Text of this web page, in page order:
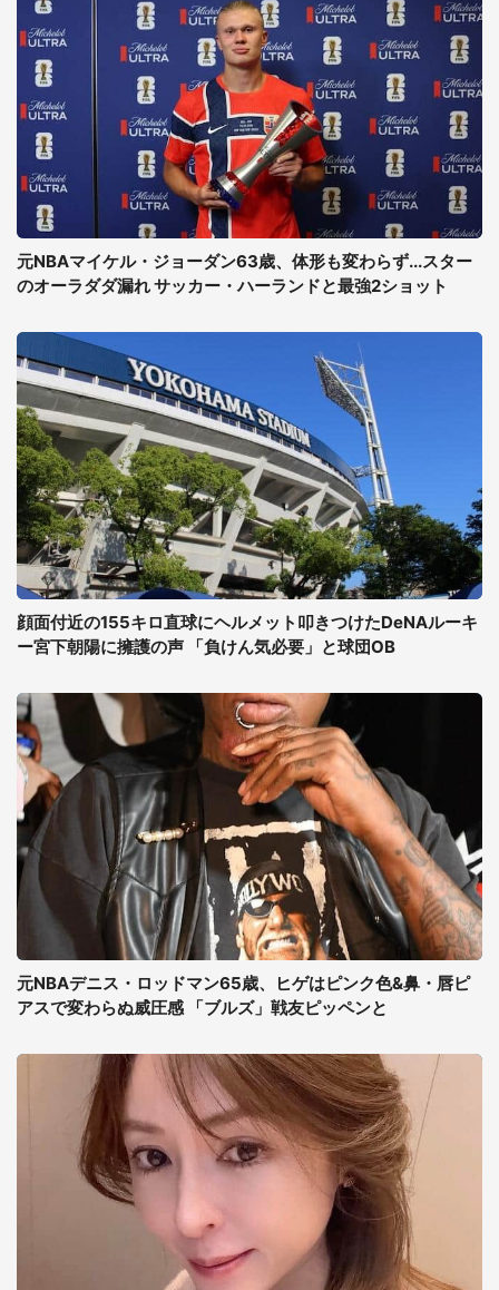
元NBAマイケル・ジョーダン63歳、体形も変わらず...スター
のオーラダダ漏れ サッカー・ハーランドと最強2ショット
顔面付近の155キロ直球にヘルメット叩きつけたDeNAルーキ
ー宮下朝陽に擁護の声 「負けん気必要」と球団OB
元NBAデニス・ロッドマン65歳、ヒゲはピンク色&鼻・唇ピ
アスで変わらぬ威圧感 「ブルズ」戦友ピッペンと